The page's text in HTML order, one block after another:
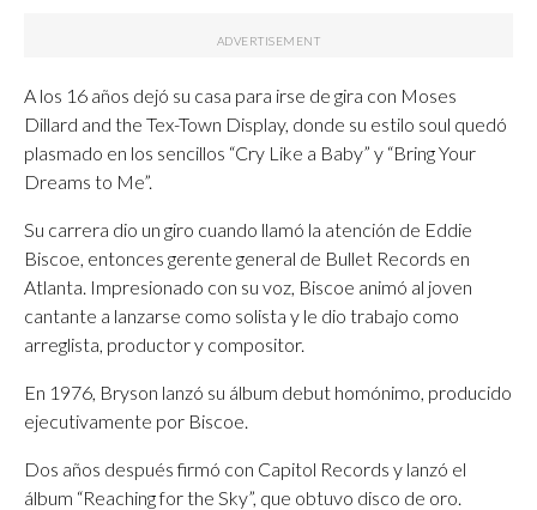
A los 16 años dejó su casa para irse de gira con Moses
Dillard and the Tex-Town Display, donde su estilo soul quedó
plasmado en los sencillos “Cry Like a Baby” y “Bring Your
Dreams to Me”.
Su carrera dio un giro cuando llamó la atención de Eddie
Biscoe, entonces gerente general de Bullet Records en
Atlanta. Impresionado con su voz, Biscoe animó al joven
cantante a lanzarse como solista y le dio trabajo como
arreglista, productor y compositor.
En 1976, Bryson lanzó su álbum debut homónimo, producido
ejecutivamente por Biscoe.
Dos años después firmó con Capitol Records y lanzó el
álbum “Reaching for the Sky”, que obtuvo disco de oro.